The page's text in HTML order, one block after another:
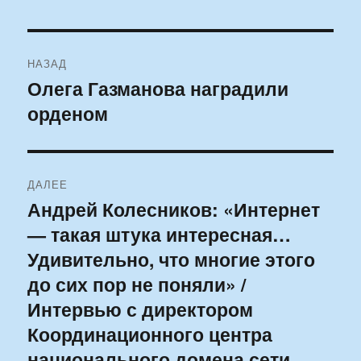
по
записям
НАЗАД
Предыдущая
запись:
Олега Газманова наградили
орденом
ДАЛЕЕ
Следующая
запись:
Андрей Колесников: «Интернет
— такая штука интересная…
Удивительно, что многие этого
до сих пор не поняли» /
Интервью с директором
Координационного центра